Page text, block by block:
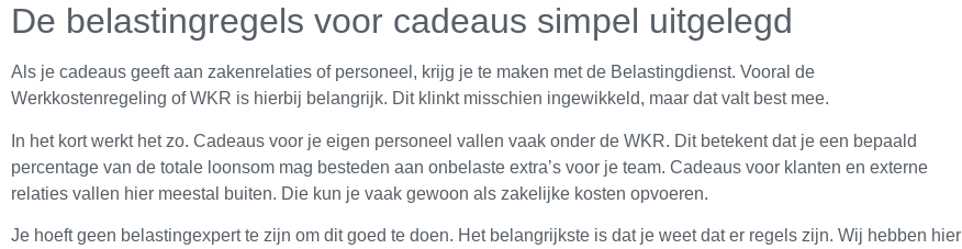
De belastingregels voor cadeaus simpel uitgelegd
Als je cadeaus geeft aan zakenrelaties of personeel, krijg je te maken met de Belastingdienst. Vooral de
Werkkostenregeling of WKR is hierbij belangrijk. Dit klinkt misschien ingewikkeld, maar dat valt best mee.
In het kort werkt het zo. Cadeaus voor je eigen personeel vallen vaak onder de WKR. Dit betekent dat je een bepaald
percentage van de totale loonsom mag besteden aan onbelaste extra’s voor je team. Cadeaus voor klanten en externe
relaties vallen hier meestal buiten. Die kun je vaak gewoon als zakelijke kosten opvoeren.
Je hoeft geen belastingexpert te zijn om dit goed te doen. Het belangrijkste is dat je weet dat er regels zijn. Wij hebben hier